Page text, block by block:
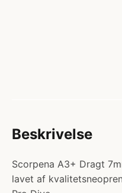
Beskrivelse
Scorpena A3+ Dragt
lavet af